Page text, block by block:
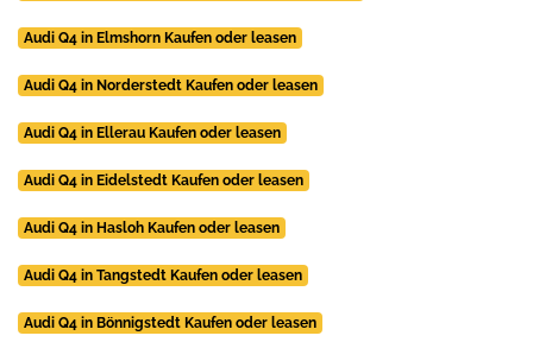
Audi Q4 in Elmshorn Kaufen oder leasen
Audi Q4 in Norderstedt Kaufen oder leasen
Audi Q4 in Ellerau Kaufen oder leasen
Audi Q4 in Eidelstedt Kaufen oder leasen
Audi Q4 in Hasloh Kaufen oder leasen
Audi Q4 in Tangstedt Kaufen oder leasen
Audi Q4 in Bönnigstedt Kaufen oder leasen